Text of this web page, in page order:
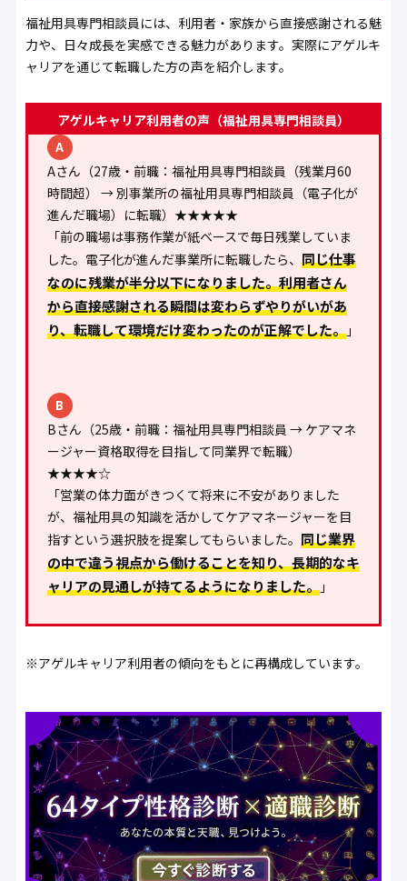
福祉用具専門相談員には、利用者・家族から直接感謝される魅
力や、日々成長を実感できる魅力があります。実際にアゲルキ
ャリアを通じて転職した方の声を紹介します。
アゲルキャリア利用者の声（福祉用具専門相談員）
A
Aさん（27歳・前職：福祉用具専門相談員（残業月60
時間超） → 別事業所の福祉用具専門相談員（電子化が
進んだ職場）に転職）★★★★★
「前の職場は事務作業が紙ベースで毎日残業していま
した。電子化が進んだ事業所に転職したら、 同じ仕事
なのに残業が半分以下になりました。利用者さん
から直接感謝される瞬間は変わらずやりがいがあ
り、転職して環境だけ変わったのが正解でした。」
B
Bさん（25歳・前職：福祉用具専門相談員 → ケアマネ
ージャー資格取得を目指して同業界で転職）
★★★★☆
「営業の体力面がきつくて将来に不安がありました
が、福祉用具の知識を活かしてケアマネージャーを目
指すという選択肢を提案してもらいました。 同じ業界
の中で違う視点から働けることを知り、長期的なキ
ャリアの見通しが持てるようになりました。」
※アゲルキャリア利用者の傾向をもとに再構成しています。